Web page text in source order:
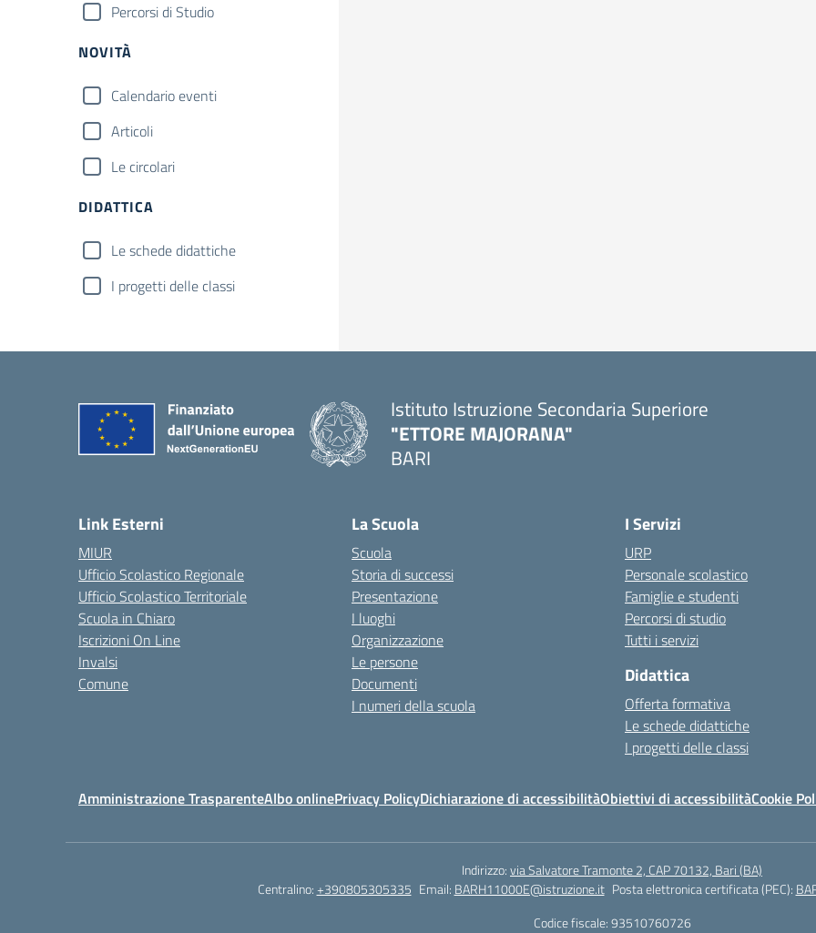
Percorsi di Studio
NOVITÀ
Calendario eventi
Articoli
Le circolari
DIDATTICA
Le schede didattiche
I progetti delle classi
Istituto Istruzione Secondaria Superiore
"ETTORE MAJORANA"
BARI
Link Esterni
MIUR
Ufficio Scolastico Regionale
Ufficio Scolastico Territoriale
Scuola in Chiaro
Iscrizioni On Line
Invalsi
Comune
La Scuola
Scuola
Storia di successi
Presentazione
I luoghi
Organizzazione
Le persone
Documenti
I numeri della scuola
I Servizi
URP
Personale scolastico
Famiglie e studenti
Percorsi di studio
Tutti i servizi
Didattica
Offerta formativa
Le schede didattiche
I progetti delle classi
Amministrazione TrasparenteAlbo onlinePrivacy PolicyDichiarazione di accessibilitàObiettivi di accessibilitàCookie
Indirizzo:via Salvatore Tramonte 2, CAP 70132, Bari (BA)
Centralino:+390805305335 Email: BARH11000E@istruzione.it Posta elettronica certificata (PEC):
Codice fiscale: 93510760726